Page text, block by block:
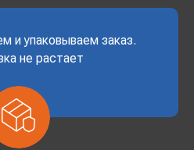
и упаковываем заказ.
не растает